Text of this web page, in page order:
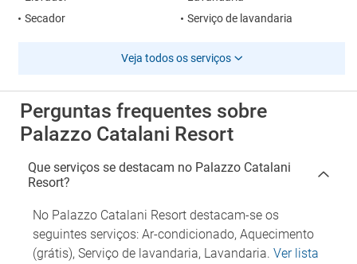
Secador
Serviço de lavandaria
Veja todos os serviços
Perguntas frequentes sobre
Palazzo Catalani Resort
Que serviços se destacam no Palazzo Catalani
Resort?
No Palazzo Catalani Resort destacam-se os
seguintes serviços: Ar-condicionado, Aquecimento
(grátis), Serviço de lavandaria, Lavandaria. Ver lista